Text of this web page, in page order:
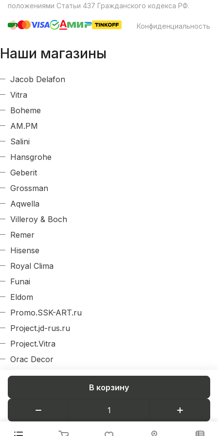
В корзину
положениями Статьи 437 Гражданского кодекса РФ.
Конфиденциальность
Наши магазины
Jacob Delafon
Vitra
Boheme
AM.PM
Salini
Hansgrohe
Geberit
Grossman
Aqwella
Villeroy & Boch
Remer
Hisense
Royal Clima
Funai
Eldom
Promo.SSK-ART.ru
Project.jd-rus.ru
Project.Vitra
Orac Decor
Evroplast